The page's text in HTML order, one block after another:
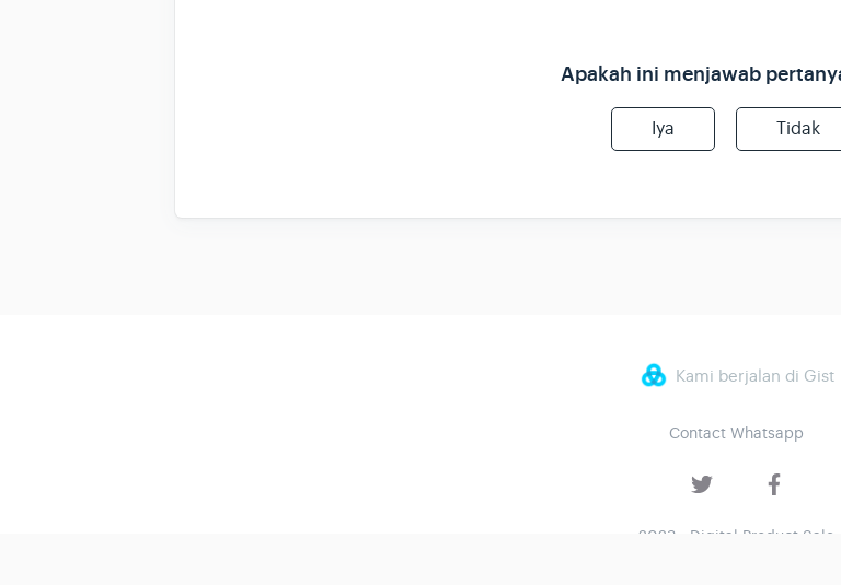
Apakah ini menjawab
Iya Tidak
Kami berjalan di Gist
Contact Whatsapp
2023 - Digital Product Sale